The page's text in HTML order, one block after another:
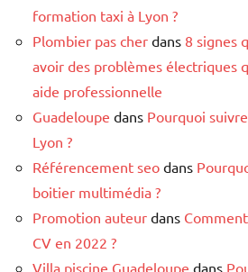
formation taxi à Lyon ?
Plombier pas cher dans 8 signes
avoir des problèmes électriques
aide professionnelle
Guadeloupe dans Pourquoi
Lyon ?
Référencement seo dans
boitier multimédia ?
Promotion auteur dans
CV en 2022 ?
Villa piscine Guadeloupe dans